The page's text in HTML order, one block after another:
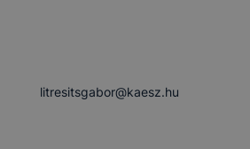
litresitsgabor​@kaesz.hu